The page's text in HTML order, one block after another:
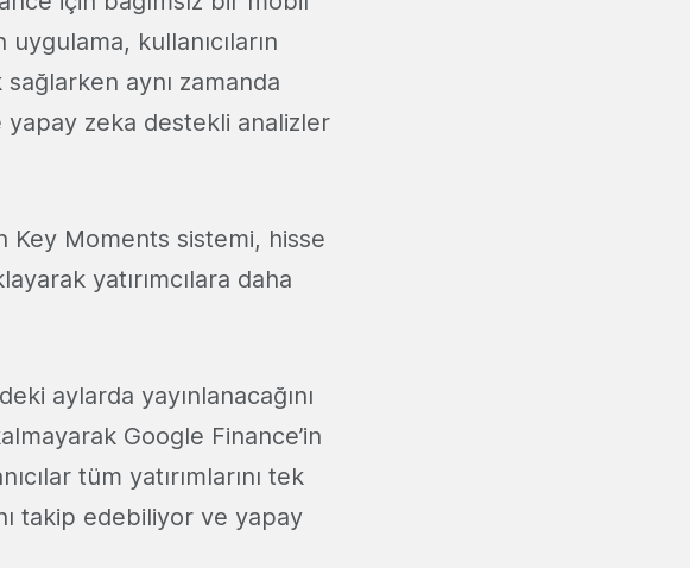
kullanıcıların
aynı zamanda
zeka destekli analizler
Key Moments sistemi, hisse
yatırımcılara daha
aylarda yayınlanacağını
Google Finance’in
tüm yatırımlarını tek
takip edebiliyor ve yapay